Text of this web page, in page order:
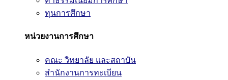
ทุนการศึกษา
หน่วยงานการศึกษา
คณะ วิทยาลัย และสถาบัน
สำนักงานการทะเบียน